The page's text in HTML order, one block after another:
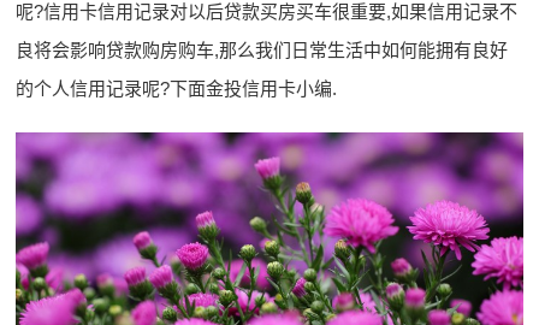
呢?信用卡信用记录对以后贷款买房买车很重要,如果信用记录不
良将会影响贷款购房购车,那么我们日常生活中如何能拥有良好
的个人信用记录呢?下面金投信用卡小编.